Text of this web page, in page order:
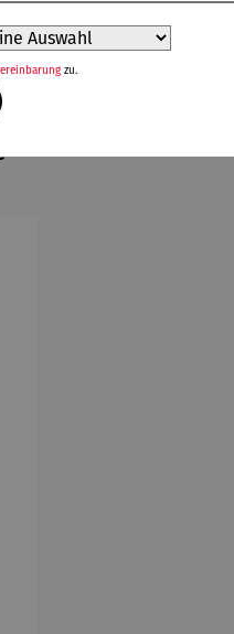
zu.